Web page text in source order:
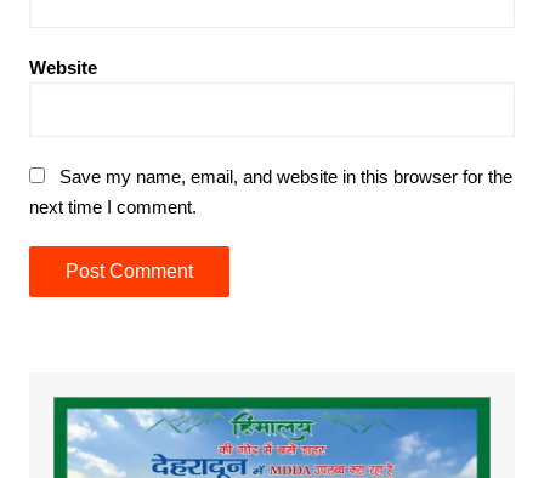
Website
Save my name, email, and website in this browser for the
next time I comment.